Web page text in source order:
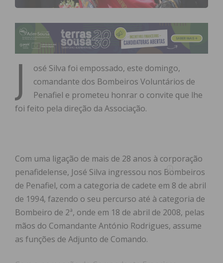
J
osé Silva foi empossado, este domingo,
comandante dos Bombeiros Voluntários de
Penafiel e prometeu honrar o convite que lhe
foi feito pela direção da Associação.
Com uma ligação de mais de 28 anos à corporação
penafidelense, José Silva ingressou nos Bombeiros
de Penafiel, com a categoria de cadete em 8 de abril
de 1994, fazendo o seu percurso até à categoria de
Bombeiro de 2ª, onde em 18 de abril de 2008, pelas
mãos do Comandante António Rodrigues, assume
as funções de Adjunto de Comando.